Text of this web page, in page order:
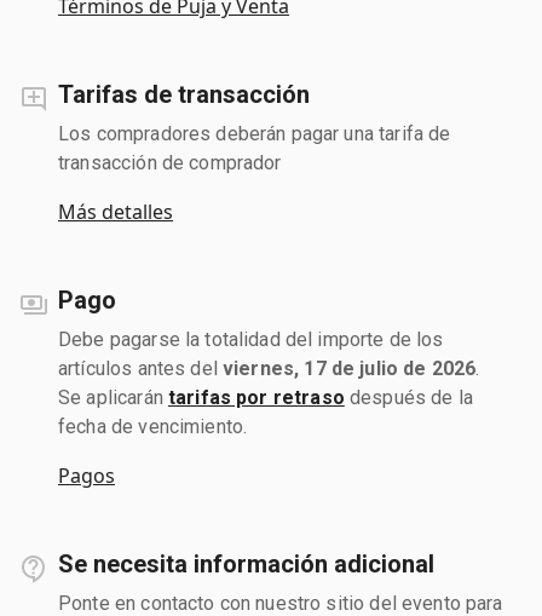
Términos de Puja y Venta
Tarifas de transacción
Los compradores deberán pagar una tarifa de
transacción de comprador
Más detalles
Pago
Debe pagarse la totalidad del importe de los
artículos antes del viernes, 17 de julio de 2026
Se aplicarán tarifas por retraso después de la
fecha de vencimiento.
Pagos
Se necesita información adicional
Ponte en contacto con nuestro sitio del evento para